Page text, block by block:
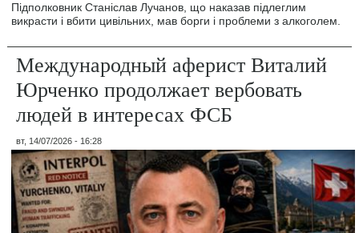
Підполковник Станіслав Лучанов, що наказав підлеглим
викрасти і вбити цивільних, мав борги і проблеми з алкоголем.
Международный аферист Виталий
Юрченко продолжает вербовать
людей в интересах ФСБ
вт, 14/07/2026 - 16:28